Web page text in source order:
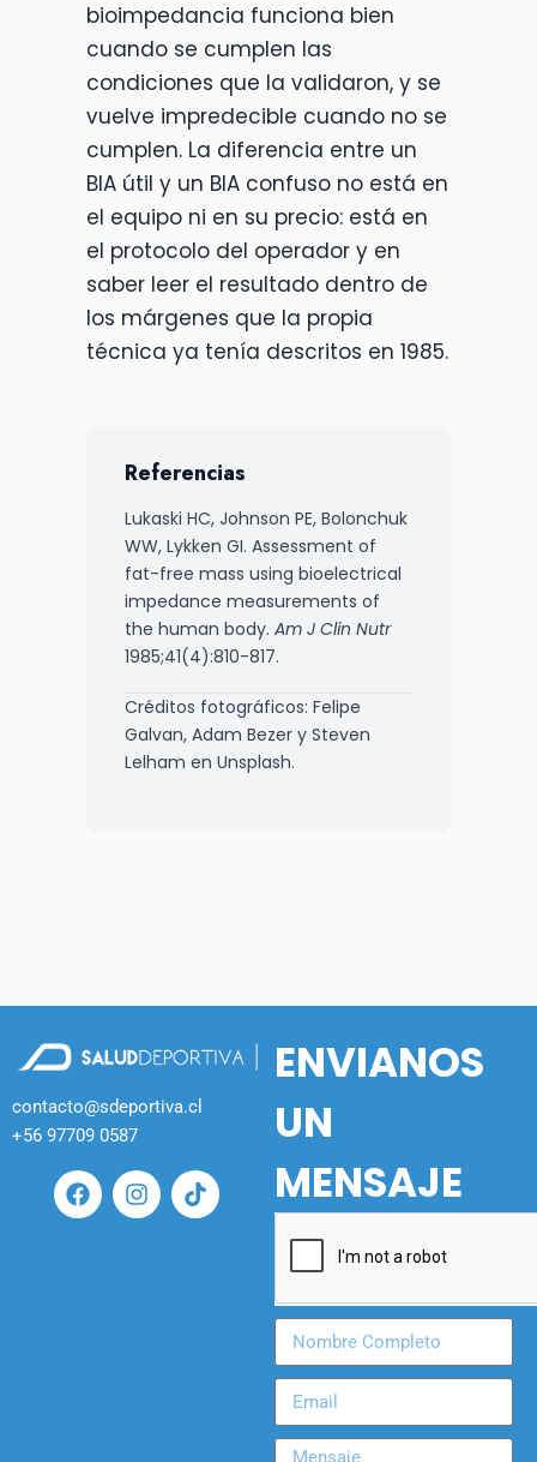
bioimpedancia funciona bien
cuando se cumplen las
condiciones que la validaron, y se
vuelve impredecible cuando no se
cumplen. La diferencia entre un
BIA útil y un BIA confuso no está en
el equipo ni en su precio: está en
el protocolo del operador y en
saber leer el resultado dentro de
los márgenes que la propia
técnica ya tenía descritos en 1985.
Referencias
Lukaski HC, Johnson PE, Bolonchuk
WW, Lykken GI. Assessment of
fat-free mass using bioelectrical
impedance measurements of
the human body.Am J Clin Nutr
1985;41(4):810-817.
Créditos fotográficos: Felipe
Galvan, Adam Bezer y Steven
Lelham en Unsplash.
contacto@sdeportiva.cl
+56 97709 0587
ENVIANOS
UN
MENSAJE